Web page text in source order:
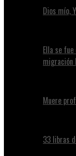
Dios mío,
Ella se
migración
Muere
33 libras